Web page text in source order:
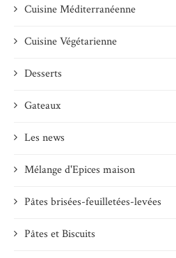
Cuisine Méditerranéenne
Cuisine Végétarienne
Desserts
Gateaux
Les news
Mélange d'Epices maison
Pâtes brisées-feuilletées-levées
Pâtes et Biscuits